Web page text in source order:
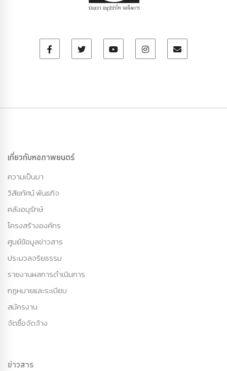
เกี่ยวกับหอภาพยนตร์
ความเป็นมา
วิสัยทัศน์ พันธกิจ
คลังอนุรักษ์
โครงสร้างองค์กร
ศูนย์ข้อมูลข่าวสาร
ประมวลจริยธรรม
รายงานผลการดำเนินการ
กฏหมายและระเบียบ
สมัครงาน
จัดซื้อจัดจ้าง
ข่าวสาร